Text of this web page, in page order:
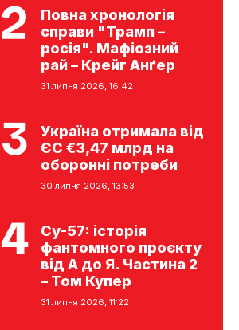
Повна хронологія
справи "Трамп –
росія". Мафіозний
рай – Крейг Анґер
31 липня 2026, 16:42
Україна отримала від
ЄС €3,47 млрд на
оборонні потреби
30 липня 2026, 13:53
Су-57: історія
фантомного проєкту
від А до Я. Частина 2
– Том Купер
31 липня 2026, 11:22